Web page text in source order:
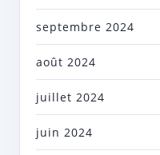
septembre 2024
août 2024
juillet 2024
juin 2024